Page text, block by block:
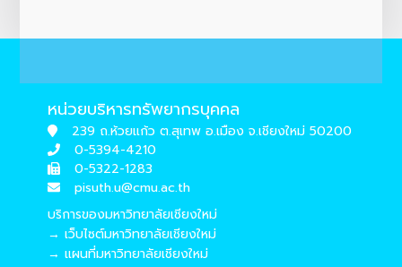
หน่วยบริหารทรัพยากรบุคคล
239 ถ.ห้วยแก้ว ต.สุเทพ อ.เมือง จ.เชียงใหม่ 50200
0-5394-4210
0-5322-1283
pisuth.u@cmu.ac.th
บริการของมหาวิทยาลัยเชียงใหม่
→ เว็บไซต์มหาวิทยาลัยเชียงใหม่
→ แผนที่มหาวิทยาลัยเชียงใหม่